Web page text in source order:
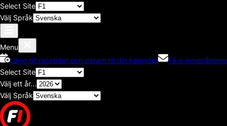
Select Site
Välj Språk
Menu
Lägg till racetider och datum till din kalender
Få e-
Select Site
Välj ett år...
Välj Språk